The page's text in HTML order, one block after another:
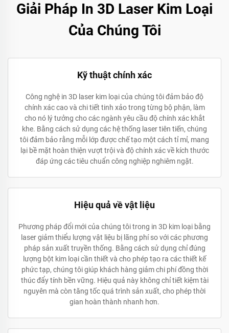
Giải Pháp In 3D Laser Kim Loại
Của Chúng Tôi
Kỹ thuật chính xác
Công nghệ in 3D laser kim loại của chúng tôi đảm bảo độ
chính xác cao và chi tiết tinh xảo trong từng bộ phận, làm
cho nó lý tưởng cho các ngành yêu cầu độ chính xác khắt
khe. Bằng cách sử dụng các hệ thống laser tiên tiến, chúng
tôi đảm bảo rằng mỗi lớp được chế tạo một cách tỉ mỉ, mang
lại bề mặt hoàn thiện vượt trội và độ chính xác về kích thước
đáp ứng các tiêu chuẩn công nghiệp nghiêm ngặt.
Hiệu quả về vật liệu
Phương pháp đổi mới của chúng tôi trong in 3D kim loại bằng
laser giảm thiểu lượng vật liệu bị lãng phí so với các phương
pháp sản xuất truyền thống. Bằng cách sử dụng chỉ đúng
lượng bột kim loại cần thiết và cho phép tạo ra các thiết kế
phức tạp, chúng tôi giúp khách hàng giảm chi phí đồng thời
thúc đẩy tính bền vững. Hiệu quả này không chỉ tiết kiệm tài
nguyên mà còn tăng tốc quá trình sản xuất, cho phép thời
gian hoàn thành nhanh hơn.